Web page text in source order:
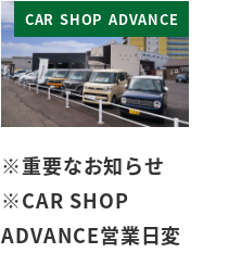
CAR SHOP ADVANCE
※重要なお知らせ
※CAR SHOP
ADVANCE営業日変